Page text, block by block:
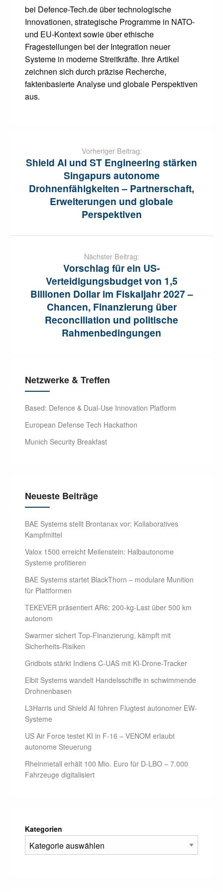
bei Defence-Tech.de über technologische
Innovationen, strategische Programme in NATO-
und EU-Kontext sowie über ethische
Fragestellungen bei der Integration neuer
Systeme in moderne Streitkräfte. Ihre Artikel
zeichnen sich durch präzise Recherche,
faktenbasierte Analyse und globale Perspektiven
aus.
Vorheriger Beitrag:
Shield AI und ST Engineering stärken
Singapurs autonome
Drohnenfähigkeiten – Partnerschaft,
Erweiterungen und globale
Perspektiven
Nächster Beitrag:
Vorschlag für ein US-
Verteidigungsbudget von 1,5
Billionen Dollar im Fiskaljahr 2027 –
Chancen, Finanzierung über
Reconciliation und politische
Rahmenbedingungen
Netzwerke & Treffen
Based: Defence & Dual-Use Innovation Platform
European Defense Tech Hackathon
Munich Security Breakfast
Neueste Beiträge
BAE Systems stellt Brontanax vor: Kollaboratives
Kampfmittel
Valox 1500 erreicht Meilenstein: Halbautonome
Systeme profitieren
BAE Systems startet BlackThorn – modulare Munition
für Plattformen
TEKEVER präsentiert AR6: 200-kg-Last über 500 km
autonom
Swarmer sichert Top-Finanzierung, kämpft mit
Sicherheits-Risiken
Gridbots stärkt Indiens C-UAS mit KI-Drone-Tracker
Elbit Systems wandelt Handelsschiffe in schwimmende
Drohnenbasen
L3Harris und Shield AI führen Flugtest autonomer EW-
Systeme
US Air Force testet KI in F-16 – VENOM erlaubt
autonome Steuerung
Rheinmetall erhält 100 Mio. Euro für D-LBO – 7.000
Fahrzeuge digitalisiert
Kategorien